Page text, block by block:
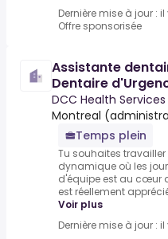
Dernière mise à jour :
Offre sponsorisée
Assistante
Dentaire
DCC Health
Montreal
Temps plein
Tu souhaites
dynamique où les
d'équipe est au cœur
est réellement
Voir plus
Dernière mise à jour : il